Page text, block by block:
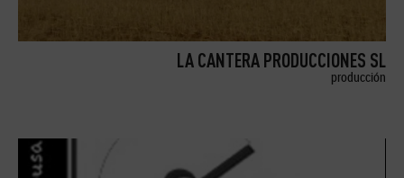
LA CANTERA PRODUCCIONES SL
producción